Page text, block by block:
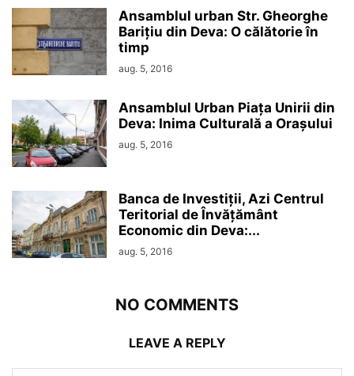
Ansamblul urban Str. Gheorghe
Barițiu din Deva: O călătorie în
timp
aug. 5, 2016
Ansamblul Urban Piața Unirii din
Deva: Inima Culturală a Orașului
aug. 5, 2016
Banca de Investiții, Azi Centrul
Teritorial de Învățământ
Economic din Deva:...
aug. 5, 2016
NO COMMENTS
LEAVE A REPLY